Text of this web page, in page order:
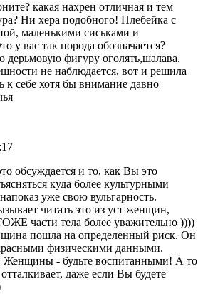
какая нахрен отличная и тем
Ни хера подобного! Плебейка с
маленькими сиськами и
у вас так порода обозначается?
дерьмовую фигуру оголять,шалава.
не наблюдается, вот и решила
к себе хотя бы внимание давно
обсуждается и то, как Вы это
куда более культурными
уже свою вульгарность.
читать это из уст женщин,
части тела более уважительно ))))
пошла на определенный риск. Он
физическими данными.
- будьте воспитанными! А то
даже если Вы будете